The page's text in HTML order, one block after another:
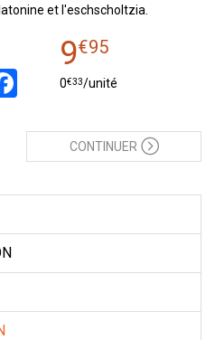
et l'eschscholtzia.
Facebook
9€95
0€33/unité
CONTINUER